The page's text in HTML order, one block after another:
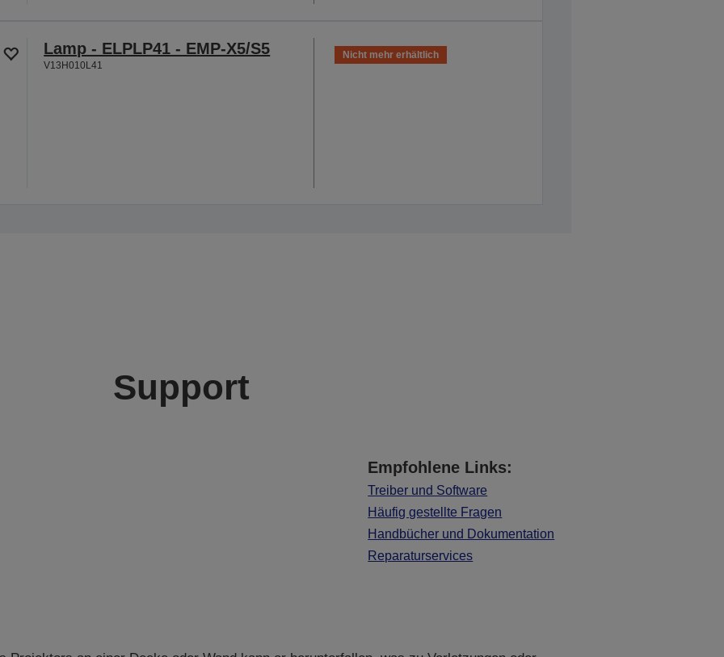
Lamp - ELPLP41 - EMP-X5/S5
V13H010L41
Nicht mehr erhältlich
Support
Empfohlene Links:
Treiber und Software
Häufig gestellte Fragen
Handbücher und Dokumentation
Reparaturservices